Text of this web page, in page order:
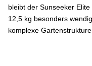
bleibt der Sunseeker
12,5 kg besonders
komplexe